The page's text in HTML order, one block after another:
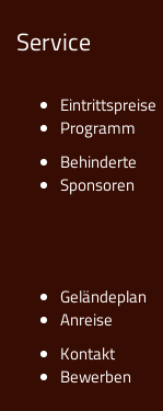
Service
Eintrittspreise
Programm
Behinderte
Sponsoren
Geländeplan
Anreise
Kontakt
Bewerben